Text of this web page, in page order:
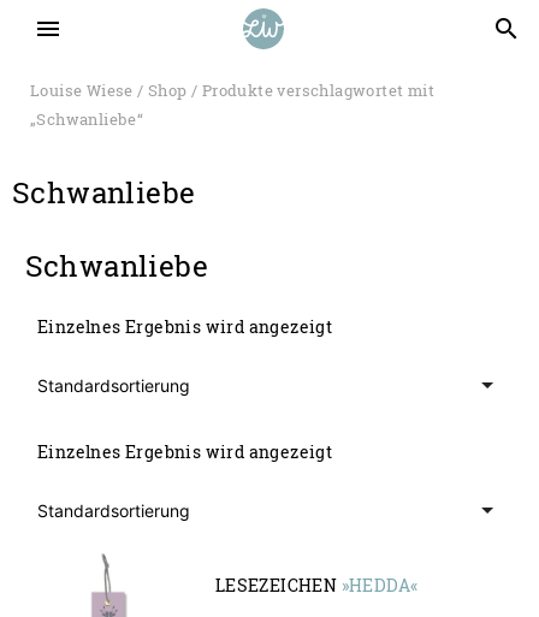
menu search
Louise Wiese / Shop / Produkte verschlagwortet mit
„Schwanliebe“
Schwanliebe
Schwanliebe
Einzelnes Ergebnis wird angezeigt
Einzelnes Ergebnis wird angezeigt
LESEZEICHEN »HEDDA«